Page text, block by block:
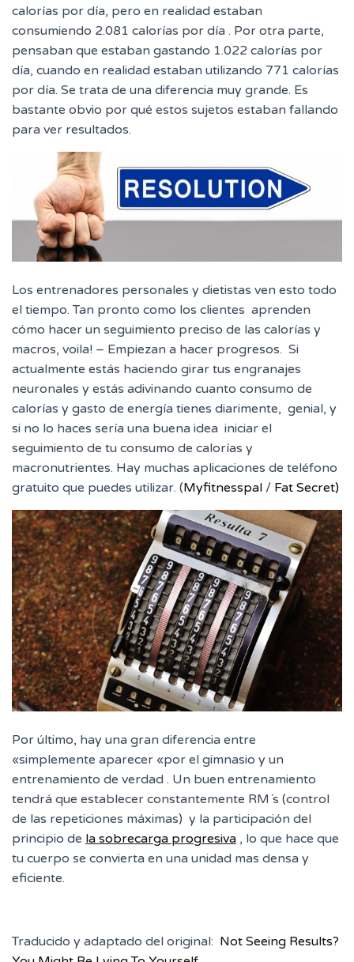
calorías por día, pero en realidad estaban
consumiendo 2.081 calorías por día . Por otra parte,
pensaban que estaban gastando 1.022 calorías por
día, cuando en realidad estaban utilizando 771 calorías
por día. Se trata de una diferencia muy grande. Es
bastante obvio por qué estos sujetos estaban fallando
para ver resultados.
Los entrenadores personales y dietistas ven esto todo
el tiempo. Tan pronto como los clientes aprenden
cómo hacer un seguimiento preciso de las calorías y
macros, voila! – Empiezan a hacer progresos. Si
actualmente estás haciendo girar tus engranajes
neuronales y estás adivinando cuanto consumo de
calorías y gasto de energía tienes diarimente, genial, y
si no lo haces sería una buena idea iniciar el
seguimiento de tu consumo de calorías y
macronutrientes. Hay muchas aplicaciones de teléfono
gratuito que puedes utilizar. (Myfitnesspal / Fat Secret)
Por último, hay una gran diferencia entre
«simplemente aparecer «por el gimnasio y un
entrenamiento de verdad . Un buen entrenamiento
tendrá que establecer constantemente RM´s (control
de las repeticiones máximas) y la participación del
principio de la sobrecarga progresiva , lo que hace que
tu cuerpo se convierta en una unidad mas densa y
eficiente.
Traducido y adaptado del original: Not Seeing Results?